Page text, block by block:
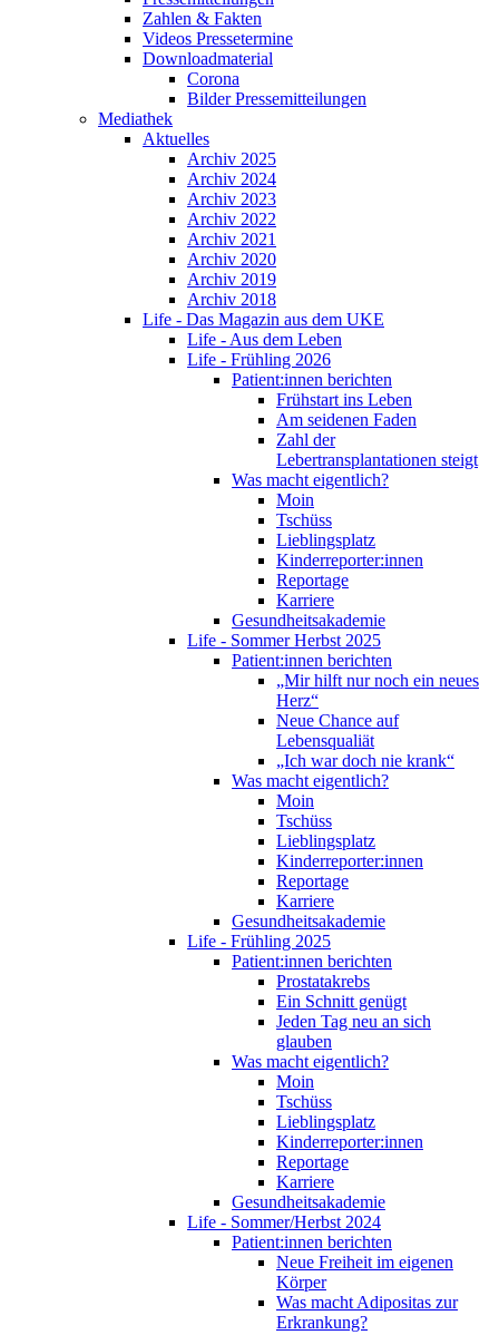
Zahlen & Fakten
Videos Pressetermine
Downloadmaterial
Corona
Bilder Pressemitteilungen
Mediathek
Aktuelles
Archiv 2025
Archiv 2024
Archiv 2023
Archiv 2022
Archiv 2021
Archiv 2020
Archiv 2019
Archiv 2018
Life - Das Magazin aus dem UKE
Life - Aus dem Leben
Life - Frühling 2026
Patient:innen berichten
Frühstart ins Leben
Am seidenen Faden
Zahl der
Lebertransplantationen steigt
Was macht eigentlich?
Moin
Tschüss
Lieblingsplatz
Kinderreporter:innen
Reportage
Karriere
Gesundheitsakademie
Life - Sommer Herbst 2025
Patient:innen berichten
„Mir hilft nur noch ein neues
Herz“
Neue Chance auf
Lebensqualiät
„Ich war doch nie krank“
Was macht eigentlich?
Moin
Tschüss
Lieblingsplatz
Kinderreporter:innen
Reportage
Karriere
Gesundheitsakademie
Life - Frühling 2025
Patient:innen berichten
Prostatakrebs
Ein Schnitt genügt
Jeden Tag neu an sich
glauben
Was macht eigentlich?
Moin
Tschüss
Lieblingsplatz
Kinderreporter:innen
Reportage
Karriere
Gesundheitsakademie
Life - Sommer/Herbst 2024
Patient:innen berichten
Neue Freiheit im eigenen
Körper
Was macht Adipositas zur
Erkrankung?